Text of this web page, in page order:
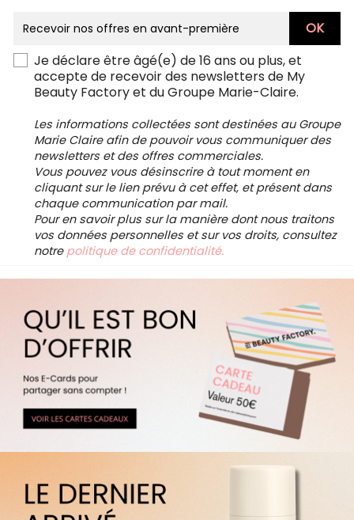
Je déclare être âgé(e) de 16 ans ou plus, et
accepte de recevoir des newsletters de My
Beauty Factory et du Groupe Marie-Claire.
Les informations collectées sont destinées au Groupe
Marie Claire afin de pouvoir vous communiquer des
newsletters et des offres commerciales.
Vous pouvez vous désinscrire à tout moment en
cliquant sur le lien prévu à cet effet, et présent dans
chaque communication par mail.
Pour en savoir plus sur la manière dont nous traitons
vos données personnelles et sur vos droits, consultez
notre politique de confidentialité.